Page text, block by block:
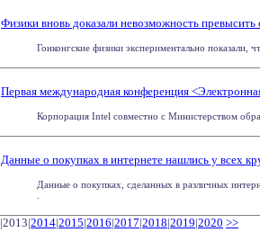
Физики вновь доказали невозможность превысить
Гонконгские физики экспериментально показали,
Первая международная конференция
Корпорация Intel совместно с Министерством
Данные о покупках в интернете нашлись у всех
Данные о покупках, сделанных в различных
|2013|2014|2015|2016|2017|2018|2019|2020 >>